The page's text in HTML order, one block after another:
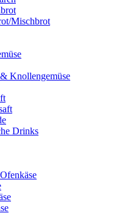
Mischbrot
Knollengemüse
Drinks